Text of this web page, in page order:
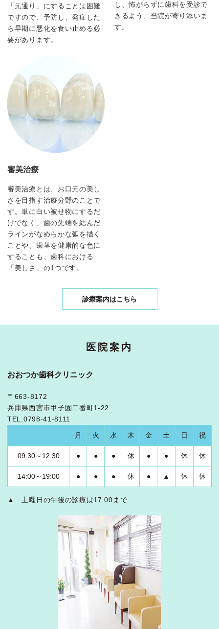
「元通り」にすることは困難
ですので、予防し、発症した
ら早期に悪化を食い止める必
要があります。
し、怖がらずに歯科を受診で
きるよう、当院が寄り添いま
す。
審美治療
審美治療とは、お口元の美し
さを目指す治療分野のことで
す。単に白い被せ物にするだ
けでなく、歯の先端を結んだ
ラインがなめらかな弧を描く
ことや、歯茎を健康的な色に
することも、歯科における
「美しさ」の1つです。
診療案内はこちら
医院案内
おおつか歯科クリニック
〒663-8172
兵庫県西宮市甲子園二番町1-22
TEL.0798-41-8111
月 火 水 木 金 土 日 祝
09:30～12:30 ● ● ● 休 ● ● 休 休
14:00～19:00 ● ● ● 休 ● ▲ 休 休
▲…土曜日の午後の診療は17:00まで